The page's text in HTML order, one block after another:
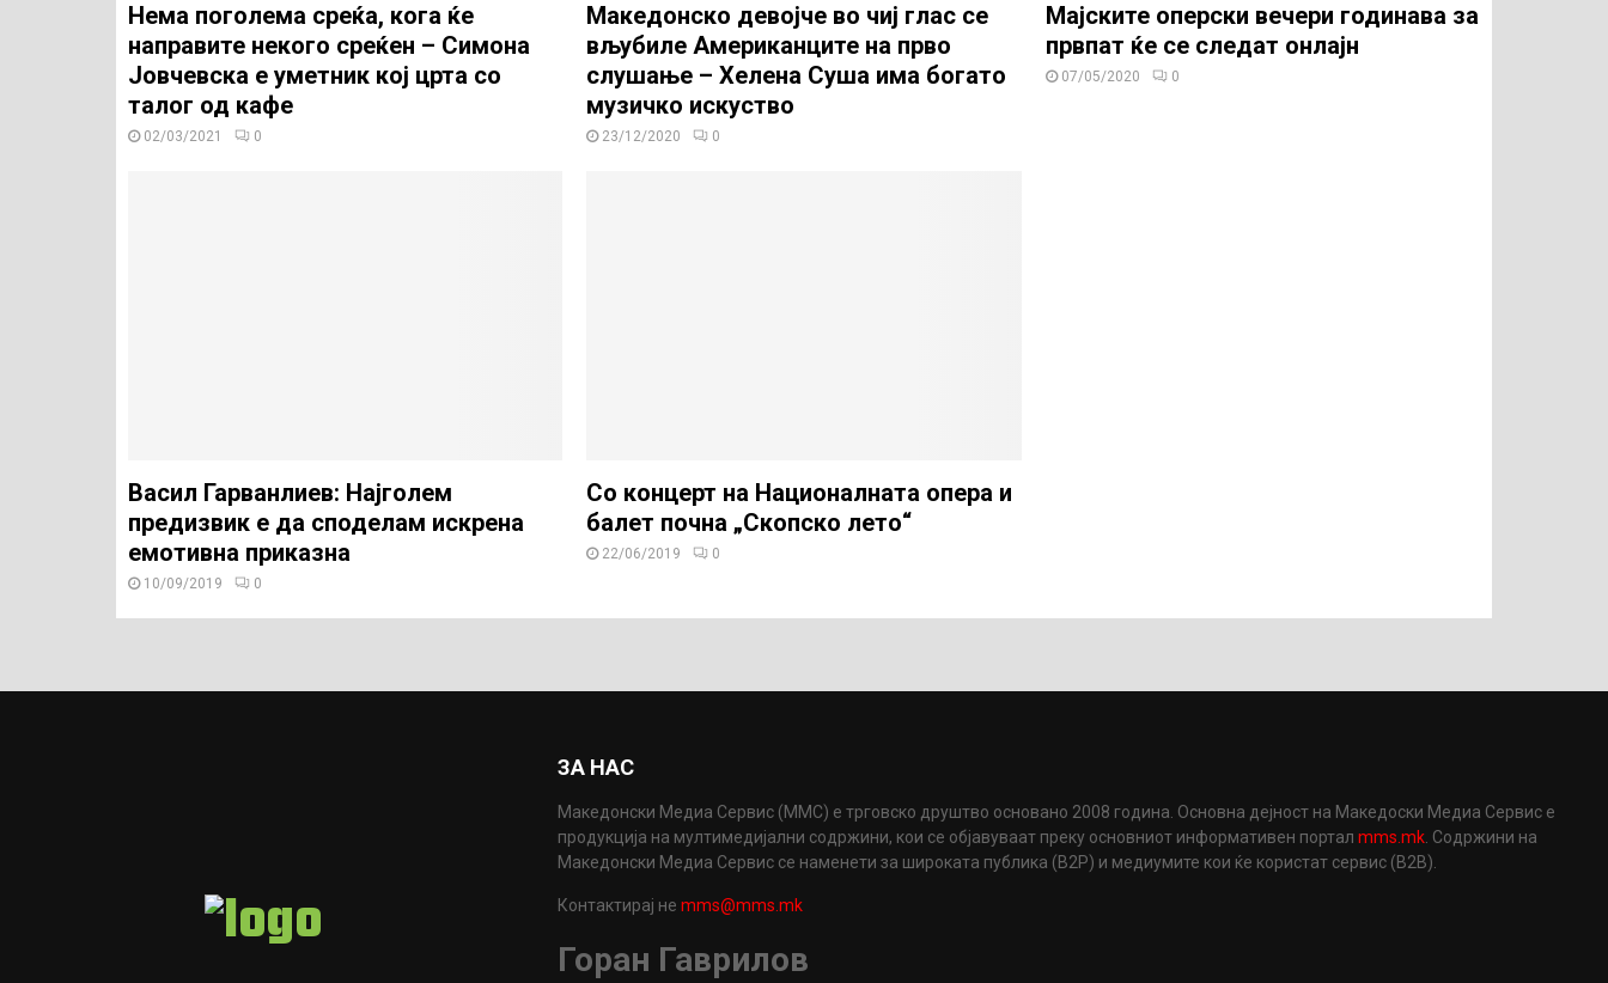
Нема поголема среќа, кога ќе
направите некого среќен – Симона
Јовчевска е уметник кој црта со
талог од кафе
02/03/2021 0
Македонско девојче во чиј глас се
вљубиле Американците на прво
слушање – Хелена Суша има богато
музичко искуство
23/12/2020 0
Мајските оперски вечери годинава за
првпат ќе се следат онлајн
07/05/2020 0
Васил Гарванлиев: Најголем
предизвик е да споделам искрена
емотивна приказна
10/09/2019 0
Со концерт на Националната опера и
балет почна „Скопско лето“
22/06/2019 0
ЗА НАС
Македонски Медиа Сервис (ММС) е трговско друштво основано 2008 година. Основна дејност на Македоски Медиа Сервис е
продукција на мултимедијални содржини, кои се објавуваат преку основниот информативен порталmms.mk. Содржини на
Македонски Медиа Сервис се наменети за широката публика (B2P) и медиумите кои ќе користат сервис (B2B).
Контактирај неmms@mms.mk
Горан Гаврилов